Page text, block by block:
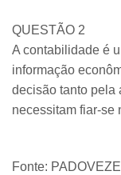
QUESTÃO 2
A contabilidade é
informação
decisão tanto pela
necessitam fiar-se
Fonte: